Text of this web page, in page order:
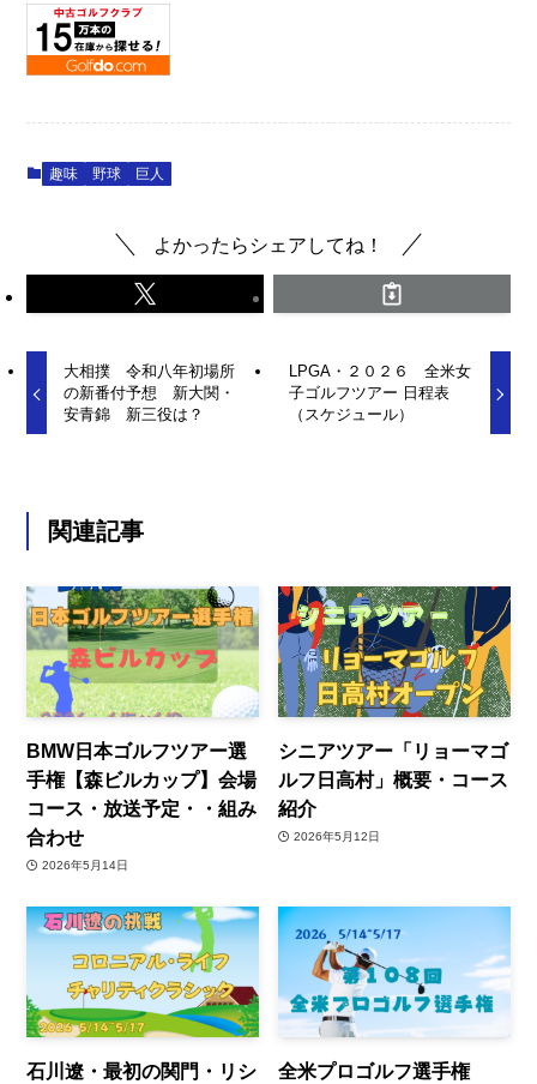
趣味 野球 巨人
よかったらシェアしてね！
大相撲 令和八年初場所
の新番付予想 新大関・
安青錦 新三役は？
LPGA・２０２６ 全米女
子ゴルフツアー 日程表
（スケジュール）
関連記事
BMW日本ゴルフツアー選
手権【森ビルカップ】会場
コース・放送予定・・組み
合わせ
2026年5月14日
シニアツアー「リョーマゴ
ルフ日高村」概要・コース
紹介
2026年5月12日
石川遼・最初の関門・リシ
全米プロゴルフ選手権